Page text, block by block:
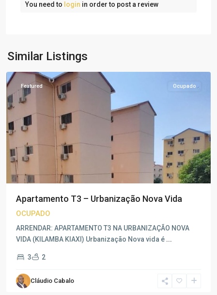
You need to login in order to post a review
Similar Listings
Vida,
Luanda
Featured Ocupado
Apartamento T3 – Urbanização Nova Vida
OCUPADO
ARRENDAR: APARTAMENTO T3 NA URBANIZAÇÃO NOVA
VIDA (KILAMBA KIAXI) Urbanização Nova vida é ...
3 2
Cláudio Cabalo
Nova
Vida,